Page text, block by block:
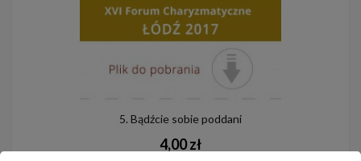
5. Bądźcie sobie poddani
4,00 zł